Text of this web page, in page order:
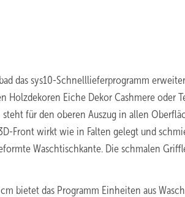
das sys10-Schnelllieferprogramm
Holzdekoren Eiche Dekor Cashmere oder
für den oberen Auszug in allen
Front wirkt wie in Falten gelegt und
Waschtischkante. Die schmalen
bietet das Programm Einheiten aus